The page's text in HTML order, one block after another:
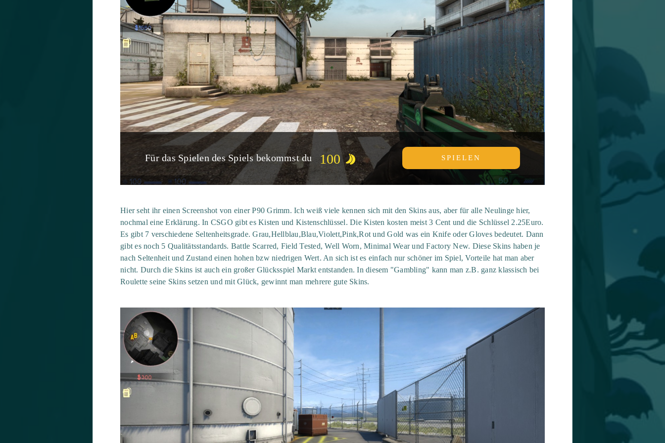
Für das Spielen des Spiels bekommst du 100 SPIELEN
Hier seht ihr einen Screenshot von einer P90 Grimm. Ich weiß viele kennen sich mit den Skins aus, aber für alle Neulinge hier,
nochmal eine Erklärung. In CSGO gibt es Kisten und Kistenschlüssel. Die Kisten kosten meist 3 Cent und die Schlüssel 2.25Euro.
Es gibt 7 verschiedene Seltenheitsgrade. Grau,Hellblau,Blau,Violett,Pink,Rot und Gold was ein Knife oder Gloves bedeutet. Dann
gibt es noch 5 Qualitätsstandards. Battle Scarred, Field Tested, Well Worn, Minimal Wear und Factory New. Diese Skins haben je
nach Seltenheit und Zustand einen hohen bzw niedrigen Wert. An sich ist es einfach nur schöner im Spiel, Vorteile hat man aber
nicht. Durch die Skins ist auch ein großer Glücksspiel Markt entstanden. In diesem "Gambling" kann man z.B. ganz klassisch bei
Roulette seine Skins setzen und mit Glück, gewinnt man mehrere gute Skins.